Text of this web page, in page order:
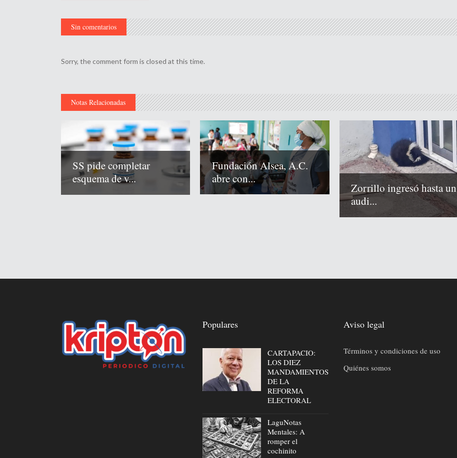
Sin comentarios
Sorry, the comment form is closed at this time.
Notas Relacionadas
SS pide completar
esquema de v...
Fundación Alsea, A.C.
abre con...
Zorrillo ingresó hasta un
audi...
Populares
CARTAPACIO:
LOS DIEZ
MANDAMIENTOS
DE LA
REFORMA
ELECTORAL
LaguNotas
Mentales: A
romper el
cochinito
Aviso legal
Términos y condiciones de uso
Quiénes somos